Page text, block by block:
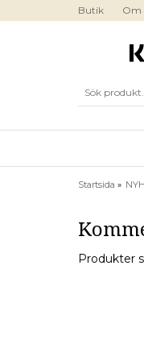
Butik Om
Startsida »
Produkter